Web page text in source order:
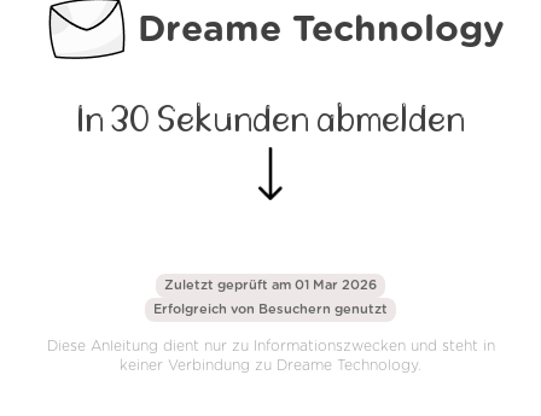
Dreame Technology
In 30 Sekunden abmelden
Zuletzt geprüft am 01 Mar 2026
Erfolgreich von Besuchern genutzt
Diese Anleitung dient nur zu Informationszwecken und steht in
keiner Verbindung zu Dreame Technology.